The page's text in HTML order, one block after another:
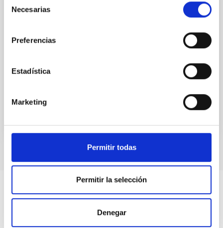
Necesarias
Preferencias
Estadística
Marketing
Permitir todas
Permitir la selección
Denegar
Becas de Doctorado
al convenio de colaboración de fecha 23 de enero de
2013 con la finalidad de colaborar conjuntamente en
Fecha en vigor